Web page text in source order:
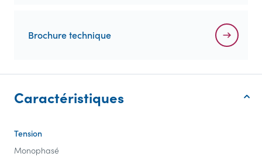
Brochure technique
Caractéristiques
Tension
Monophasé